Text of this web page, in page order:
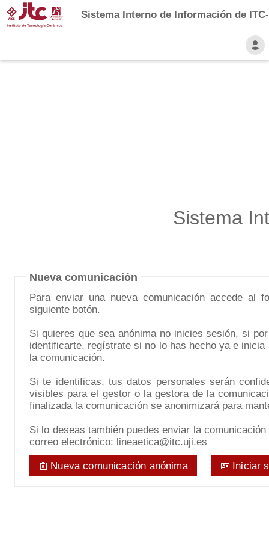
Sistema Interno de Información de
Sistema
Nueva comunicación
Para enviar una nueva comunicación accede al
siguiente botón.
Si quieres que sea anónima no inicies sesión, si
identificarte, regístrate si no lo has hecho ya e
la comunicación.
Si te identificas, tus datos personales serán
visibles para el gestor o la gestora de la
finalizada la comunicación se anonimizará para
Si lo deseas también puedes enviar la
correo electrónico: lineaetica@itc.uji.es
Nueva comunicación anónima Iniciar